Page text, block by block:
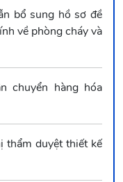
bổ sung hồ sơ đề
về phòng cháy và
chuyển hàng hóa
thẩm duyệt thiết kế